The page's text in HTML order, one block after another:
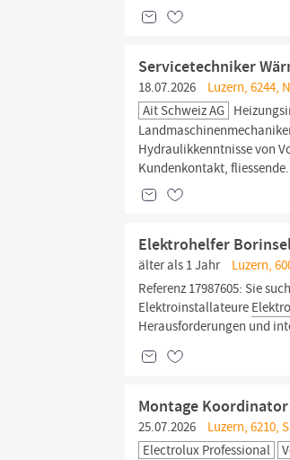
Servicetechniker
18.07.2026
Luzern, 6244,
Ait Schweiz AG
Hydraulikkenntnisse von
Kundenkontakt,
Elektrohelfer
älter als 1 Jahr
Luzern,
Referenz 17987605: Sie
Elektroinstallateure
Herausforderungen und
Montage
25.07.2026
Luzern, 6210,
Electrolux Professional